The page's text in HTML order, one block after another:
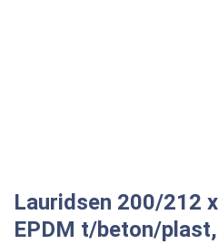
Lauridsen 200/212
EPDM t/beton/